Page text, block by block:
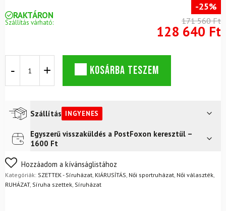
RAKTÁRON
Szállítás várható:
-25%
171 560 Ft
128 640 Ft
CAMPAGNOLO
KOSÁRBA TESZEM
Szállítás INGYENES
Futár a címreIngyenes
FoxPost
Egyszerű visszaküldés a PostFoxon keresztül –
1600 Ft
Nem biztos a választásában? Semmi gond – a terméket
egyszerűen visszaküldheti 14 napon belül, indoklás nélkül.
Mik a visszaküldés feltételei?
Hozzáadom a kívánságlistához
Kategóriák: SZETTEK - Síruházat, KIÁRUSÍTÁS, Női sportruházat, Női választék,
RUHÁZAT, Síruha szettek, Síruházat